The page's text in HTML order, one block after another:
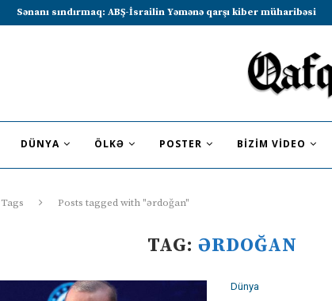
Lavrov Suriya prezidentini Rusiya–Ərəb sammitində iştirak
DÜNYA ÖLKƏ POSTER BIZIM VIDEO
Tags Posts tagged with "ərdoğan"
TAG:ƏRDOĞAN
Dünya